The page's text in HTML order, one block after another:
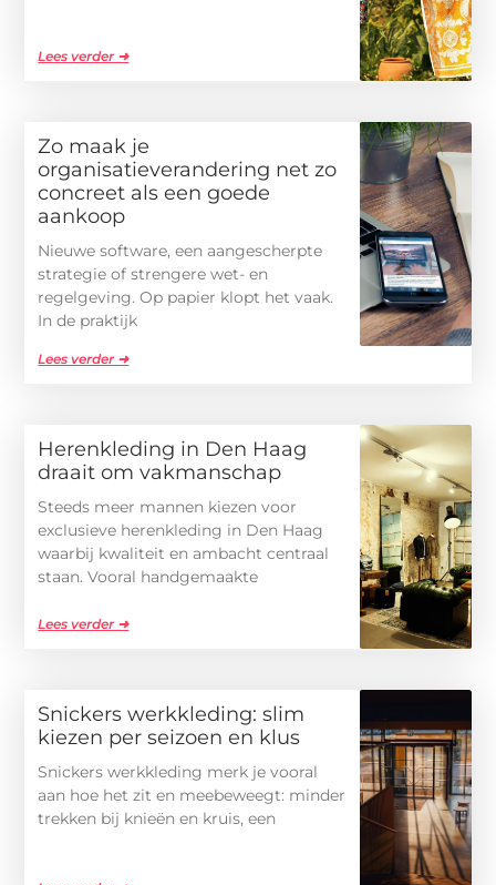
Lees verder ➜
Zo maak je
organisatieverandering net zo
concreet als een goede
aankoop
Nieuwe software, een aangescherpte
strategie of strengere wet- en
regelgeving. Op papier klopt het vaak.
In de praktijk
Lees verder ➜
Herenkleding in Den Haag
draait om vakmanschap
Steeds meer mannen kiezen voor
exclusieve herenkleding in Den Haag
waarbij kwaliteit en ambacht centraal
staan. Vooral handgemaakte
Lees verder ➜
Snickers werkkleding: slim
kiezen per seizoen en klus
Snickers werkkleding merk je vooral
aan hoe het zit en meebeweegt: minder
trekken bij knieën en kruis, een